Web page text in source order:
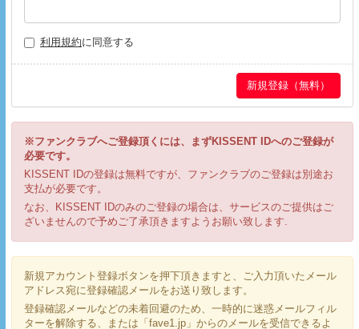
利用規約に同意する
※ファンクラブへご登録頂くには、まずKISSENT IDへのご登録が
必要です。
KISSENT IDの登録は無料ですが、ファンクラブのご登録は別途お
支払が必要です。
なお、KISSENT IDのみのご登録の場合は、サービスのご提供はご
ざいませんので予めご了承頂きますようお願い致します.
新規アカウント登録ボタンを押下頂きますと、ご入力頂いたメール
アドレス宛に登録確認メールをお送り致します。
登録確認メールなどの未着回避のため、一時的に迷惑メールフィル
ターを解除する、または「fave1.jp」からのメールを受信できるよ